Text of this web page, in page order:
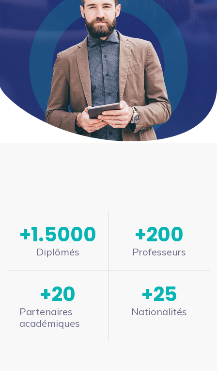
Diplômés
+1.5000
Professeurs
+200
Partenaires
académiques
+20
Nationalités
+25